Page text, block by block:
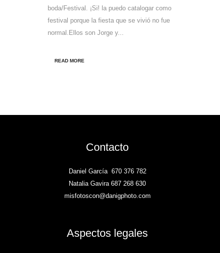
boda/Festival. ¡Si! la puedo catalogar como
festival porque la fiesta que se vivió no fue
normal.Ellos son Jorge y...
READ MORE
Contacto
Daniel García 670 376 782
Natalia Gavira 687 268 630
misfotoscon@danigphoto.com
Aspectos legales